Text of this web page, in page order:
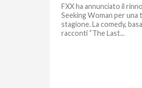
FXX ha annunciato il
Seeking Woman per una
stagione. La comedy,
racconti “The Last...